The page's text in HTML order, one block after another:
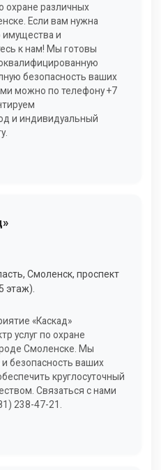
охране различных
Если вам нужна
и
к нам! Мы готовы
безопасность ваших
можно по телефону +7
и индивидуальный
Смоленск, проспект
этаж).
«Каскад»
услуг по охране
Смоленске. Мы
безопасность ваших
круглосуточный
Связаться с нами
238-47-21.